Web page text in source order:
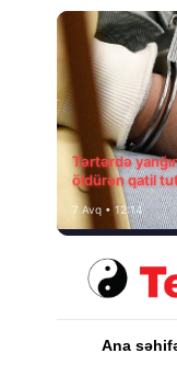
Tərtərdə
öldürən qatil
7 Avq • 12:14
Ana